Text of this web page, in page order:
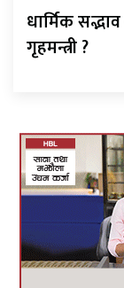
धार्मिक
गृहमन्त्री ?